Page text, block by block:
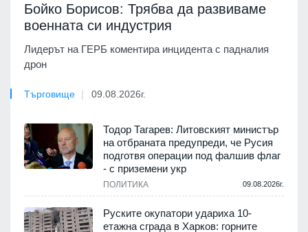
Бойко Борисов: Трябва да развиваме
военната си индустрия
Лидерът на ГЕРБ коментира инцидента с падналия
дрон
Търговище 09.08.2026г.
Тодор Тагарев: Литовският министър
на отбраната предупреди, че Русия
подготвя операции под фалшив флаг
- с приземени укр
ПОЛИТИКА 09.08.2026г.
Руските окупатори удариха 10-
етажна сграда в Харков: горните